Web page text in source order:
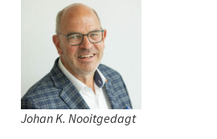
Johan K. Nooitgedagt